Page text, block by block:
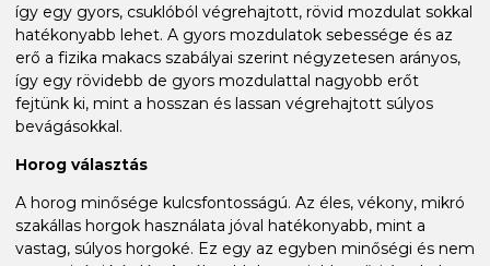
így egy gyors, csuklóból végrehajtott, rövid mozdulat sokkal
hatékonyabb lehet. A gyors mozdulatok sebessége és az
erő a fizika makacs szabályai szerint négyzetesen arányos,
így egy rövidebb de gyors mozdulattal nagyobb erőt
fejtünk ki, mint a hosszan és lassan végrehajtott súlyos
bevágásokkal.
Horog választás
A horog minősége kulcsfontosságú. Az éles, vékony, mikró
szakállas horgok használata jóval hatékonyabb, mint a
vastag, súlyos horgoké. Ez egy az egyben minőségi és nem